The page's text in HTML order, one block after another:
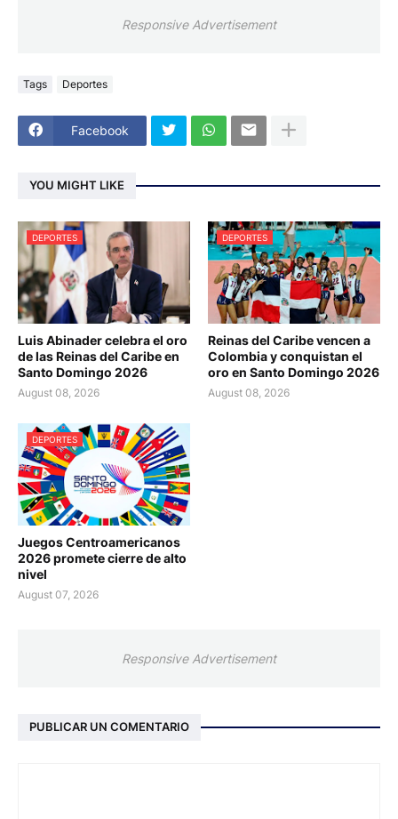
Responsive Advertisement
Tags Deportes
Facebook
YOU MIGHT LIKE
DEPORTES
Luis Abinader celebra el oro
de las Reinas del Caribe en
Santo Domingo 2026
August 08, 2026
DEPORTES
Reinas del Caribe vencen a
Colombia y conquistan el
oro en Santo Domingo 2026
August 08, 2026
DEPORTES
Juegos Centroamericanos
2026 promete cierre de alto
nivel
August 07, 2026
Responsive Advertisement
PUBLICAR UN COMENTARIO